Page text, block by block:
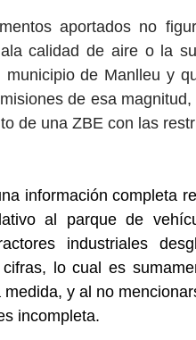
aportados no
calidad de aire o la
municipio de Manlleu y
de esa
de una ZBE con las
información completa
al parque de
industriales
lo cual es
medida, y al no
incompleta.